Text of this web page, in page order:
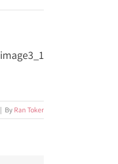
image3_1
By Ran Toker
|